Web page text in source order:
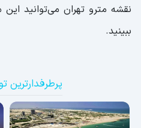
نقشه مترو تهران می‌توانید این
ببینید.
پرطرفدارترین